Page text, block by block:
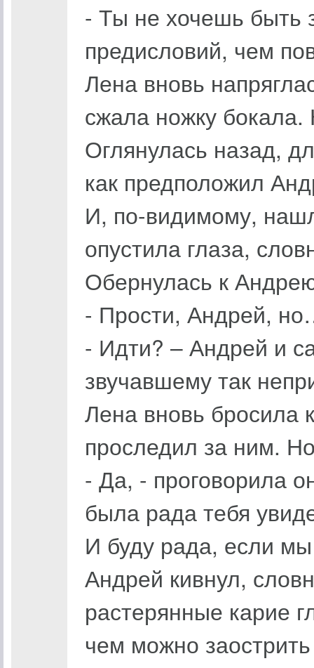
- Ты не хочешь быть
предисловий, чем
Лена вновь
сжала ножку
Оглянулась назад,
как предположил
И, по-видимому,
опустила глаза,
Обернулась к
- Прости, Андрей,
- Идти? – Андрей и
звучавшему так
Лена вновь бросила
проследил за ним.
- Да, - проговорила
была рада тебя
И буду рада, если
Андрей кивнул,
растерянные карие
чем можно